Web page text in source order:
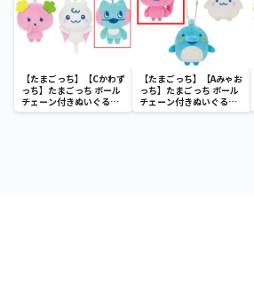
【たまごっち】【Cかわず
っち】たまごっち ボール
チェーン付きぬいぐるみ
～Tamagotchi
【たまごっち】【Aみゃお
っち】たまごっち ボール
チェーン付きぬいぐるみ
～Tamagotchi